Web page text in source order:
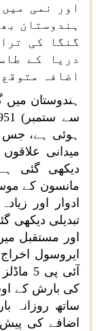
اور نمی
ہندوستان
گنگا کی
دریا کے
اضافہ
ہندوستان
سے ستمبر)
ہوئی ہے، جس
میدانی
دیکھی گئی
مانسون کے
ادوار اور
تبدیلی دیکھی
اور مستقبل
ایروسول
آئی پی5
کی بارش کے
ساتھ روزانہ
اضافے کی